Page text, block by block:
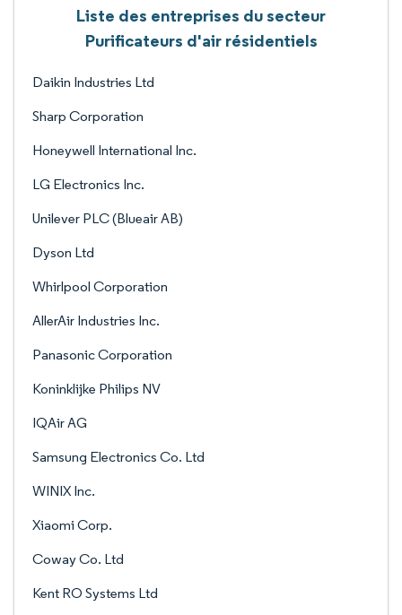
Liste des entreprises du secteur
Purificateurs d'air résidentiels
Daikin Industries Ltd
Sharp Corporation
Honeywell International Inc.
LG Electronics Inc.
Unilever PLC (Blueair AB)
Dyson Ltd
Whirlpool Corporation
AllerAir Industries Inc.
Panasonic Corporation
Koninklijke Philips NV
IQAir AG
Samsung Electronics Co. Ltd
WINIX Inc.
Xiaomi Corp.
Coway Co. Ltd
Kent RO Systems Ltd